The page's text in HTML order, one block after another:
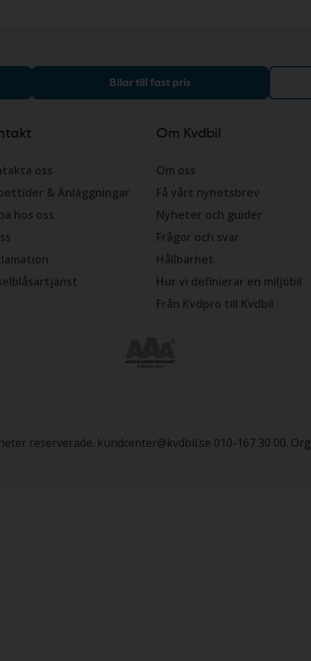
Bilar till fast pris
oss
& Anläggningar
hos oss
Om Kvdbil
Om oss
Få vårt nyhetsbrev
Nyheter och guider
Frågor och svar
Hållbarhet
Hur vi definierar en miljöbil
Från Kvdpro till Kvdbil
reserverade. kundcenter@kvdbil.se 010-167 30 00.